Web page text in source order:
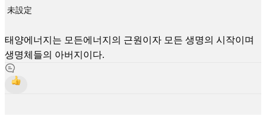
未設定
태양에너지는 모든에너지의 근원이자 모든 생명의 시작이며
생명체들의 아버지이다.